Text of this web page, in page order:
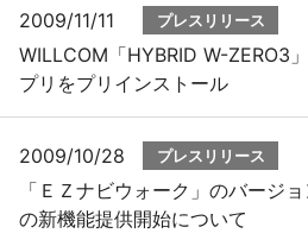
2009/11/11 プレスリリース
WILLCOM「HYBRID W-ZERO3
プリをプリインストール
2009/10/28 プレスリリース
「ＥＺナビウォーク」のバージ
の新機能提供開始について